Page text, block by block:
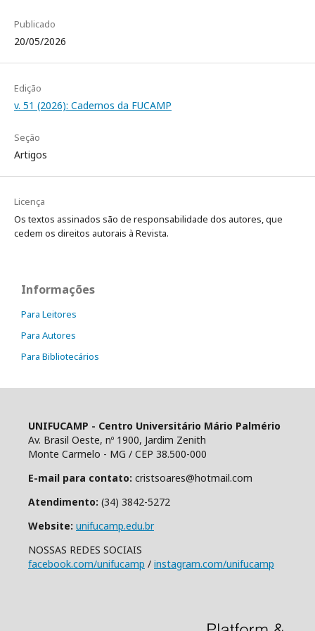
Publicado
20/05/2026
Edição
v. 51 (2026): Cadernos da FUCAMP
Seção
Artigos
Licença
Os textos assinados são de responsabilidade dos autores, que
cedem os direitos autorais à Revista.
Informações
Para Leitores
Para Autores
Para Bibliotecários
UNIFUCAMP - Centro Universitário Mário Palmério
Av. Brasil Oeste, nº 1900, Jardim Zenith
Monte Carmelo - MG / CEP 38.500-000
E-mail para contato: cristsoares@hotmail.com
Atendimento: (34) 3842-5272
Website: unifucamp.edu.br
NOSSAS REDES SOCIAIS
facebook.com/unifucamp / instagram.com/unifucamp